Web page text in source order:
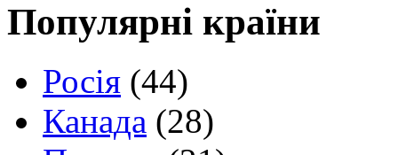
Популярні країни
Росія (44)
Канада (28)